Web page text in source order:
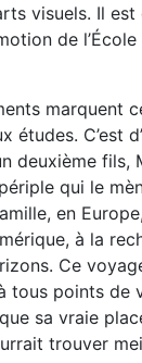
visuels. Il
de
marquent
études. C’est
deuxième fils,
qui le
en
à la
Ce
tous points de
sa vraie
trouver